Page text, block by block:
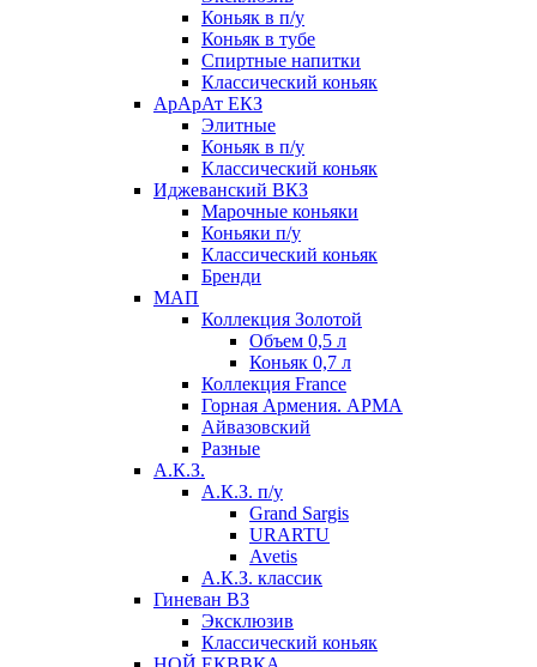
Коньяк в п/у
Коньяк в тубе
Спиртные напитки
Классический коньяк
АрАрАт ЕКЗ
Элитные
Коньяк в п/у
Классический коньяк
Иджеванский ВКЗ
Марочные коньяки
Коньяки п/у
Классический коньяк
Бренди
МАП
Коллекция Золотой
Объем 0,5 л
Коньяк 0,7 л
Коллекция France
Горная Армения. АРМА
Айвазовский
Разные
А.К.З.
А.К.З. п/у
Grand Sargis
URARTU
Avetis
А.К.З. классик
Гиневан ВЗ
Эксклюзив
Классический коньяк